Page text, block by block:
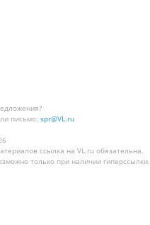
письмо: spr@VL.ru
ссылка на VL.ru обязательна.
только при наличии гиперссылки.